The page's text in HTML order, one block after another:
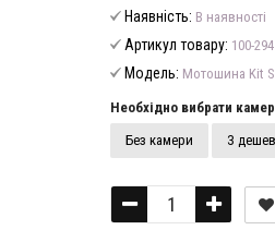
Наявність: В наявності
Артикул товару: 100-294
Модель: Мотошина Kit
Необхідно вибрати
Без камери
З